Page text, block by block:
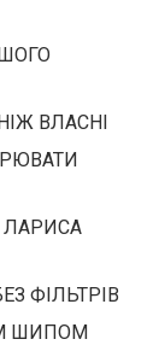
ВЛАСНІ
ЛАРИСА
ФІЛЬТРІВ
ШИПОМ